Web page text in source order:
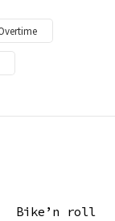
Bike’n roll